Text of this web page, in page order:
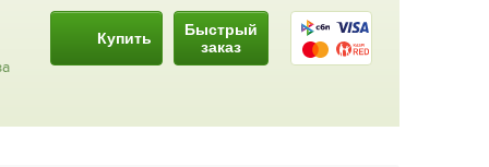
Купить
Быстрый
заказ